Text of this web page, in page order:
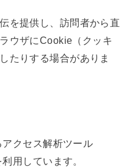
を提供し、訪問者から直
ウザにCookie（クッキ
たりする場合がありま
クセス解析ツール
用しています。